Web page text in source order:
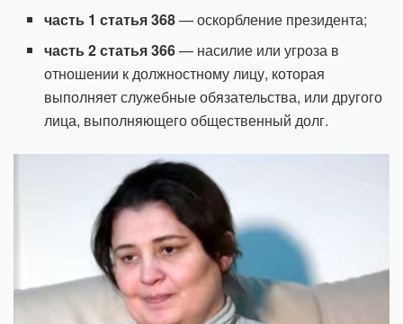
часть 1 статья 368— оскорбление президента;
часть 2 статья 366— насилие или угроза в
отношении к должностному лицу, которая
выполняет служебные обязательства, или другого
лица, выполняющего общественный долг.